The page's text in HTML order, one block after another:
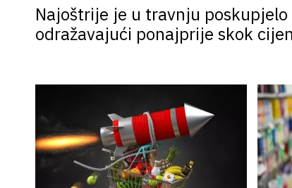
Najoštrije je u travnju
odražavajući ponajprije skok